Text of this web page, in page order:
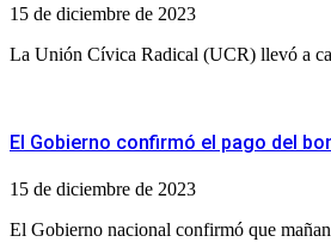
15 de diciembre de 2023
La Unión Cívica Radical (UCR) llevó a
El Gobierno confirmó el pago del
15 de diciembre de 2023
El Gobierno nacional confirmó que